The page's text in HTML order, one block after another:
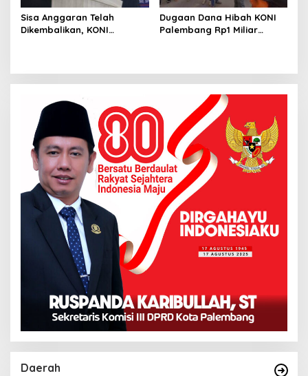
Sisa Anggaran Telah
Dikembalikan, KONI
Dugaan Dana Hibah KONI
Palembang Rp1 Miliar
Daerah